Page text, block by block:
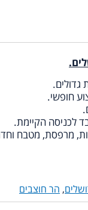
לכניסה הקיימת.
מרפסת, מטבח
, הר חוצבים